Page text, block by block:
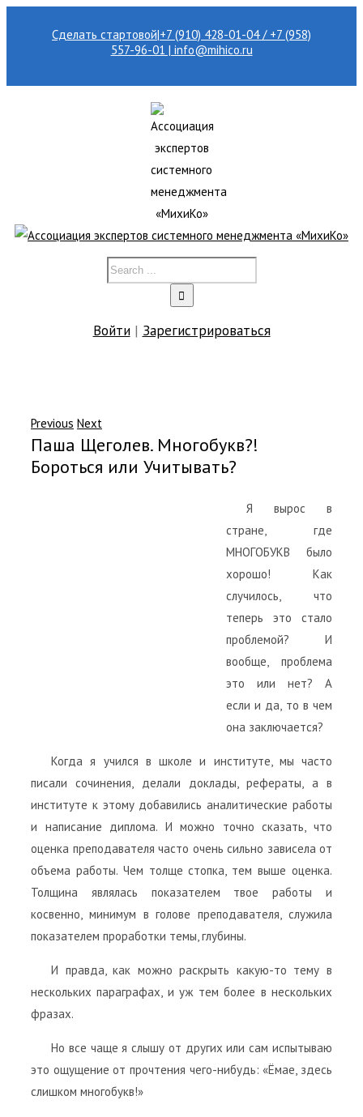
Сделать стартовой|+7 (910) 428-01-04 / +7 (958)
557-96-01 | info@mihico.ru
Войти| Зарегистрироваться
Previous Next
Паша Щеголев. Многобукв?!
Бороться или Учитывать?
Я вырос в
стране, где
МНОГОБУКВ было
хорошо! Как
случилось, что
теперь это стало
проблемой? И
вообще, проблема
это или нет? А
если и да, то в чем
она заключается?
Когда я учился в школе и институте, мы часто
писали сочинения, делали доклады, рефераты, а в
институте к этому добавились аналитические работы
и написание диплома. И можно точно сказать, что
оценка преподавателя часто очень сильно зависела от
объема работы. Чем толще стопка, тем выше оценка.
Толщина являлась показателем твое работы и
косвенно, минимум в голове преподавателя, служила
показателем проработки темы, глубины.
И правда, как можно раскрыть какую-то тему в
нескольких параграфах, и уж тем более в нескольких
фразах.
Но все чаще я слышу от других или сам испытываю
это ощущение от прочтения чего-нибудь: «Ёмае, здесь
слишком многобукв!»